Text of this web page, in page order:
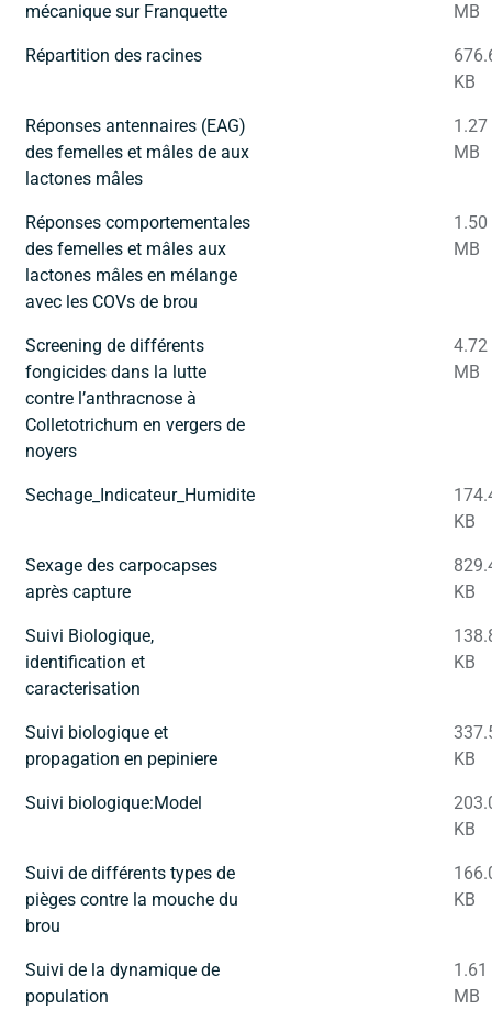
mécanique sur Franquette
MB
Répartition des racines
KB
Réponses antennaires (EAG)
des femelles et mâles de aux
lactones mâles
1.27
MB
Réponses comportementales
des femelles et mâles aux
lactones mâles en mélange
avec les COVs de brou
1.50
MB
Screening de différents
fongicides dans la lutte
contre l’anthracnose à
Colletotrichum en vergers de
noyers
4.72
MB
Sechage_Indicateur_Humidite
KB
Sexage des carpocapses
après capture
KB
Suivi Biologique,
identification et
caracterisation
KB
Suivi biologique et
propagation en pepiniere
KB
Suivi biologique:Model
KB
Suivi de différents types de
pièges contre la mouche du
brou
KB
Suivi de la dynamique de
population
1.61
MB